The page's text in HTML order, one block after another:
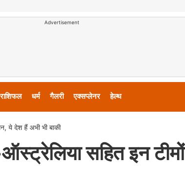
Advertisement
राशिफल धर्म गैलरी एक्सप्लेनर हेल्थ
ये देश हैं अभी भी बाकी
सहित इन टीमों